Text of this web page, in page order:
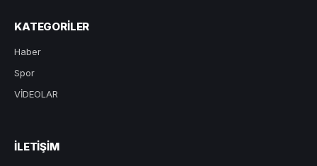
KATEGORILER
Haber
Spor
VİDEOLAR
ILETIŞIM